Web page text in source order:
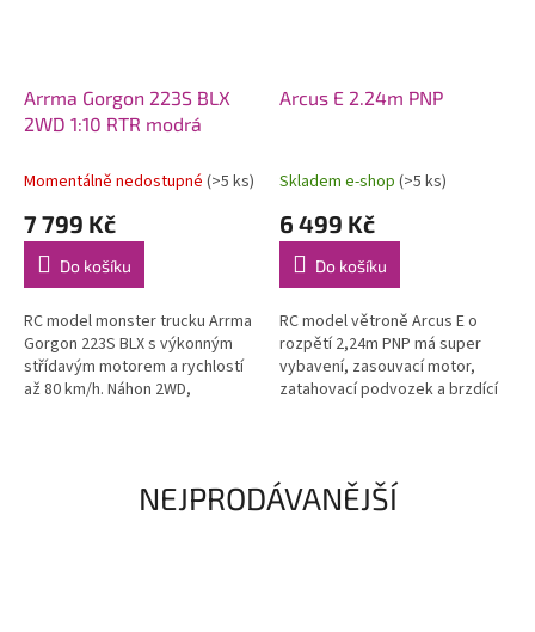
Arrma Gorgon 223S BLX
2WD 1:10 RTR modrá
Momentálně nedostupné (>5 ks)
7 799 Kč
Do košíku
RC model monster trucku Arrma
Gorgon 223S BLX s výkonným
střídavým motorem a rychlostí
až 80 km/h. Náhon 2WD,
Arcus E 2.24m PNP
Skladem e-shop (>5 ks)
6 499 Kč
Do košíku
RC model větroně Arcus E o
rozpětí 2,24m PNP má super
vybavení, zasouvací motor,
zatahovací podvozek a brzdící
NEJPRODÁVANĚJŠÍ